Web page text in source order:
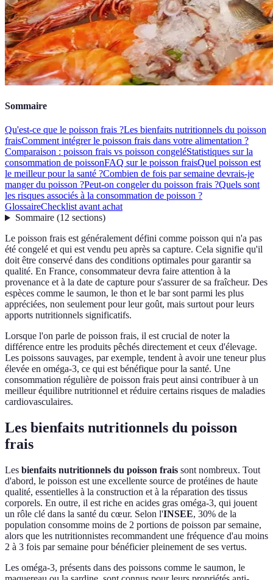
Sommaire
Qu'est-ce que le poisson frais ?Les bienfaits nutritionnels du poisson
fraisComment intégrer le poisson frais dans votre alimentation ?
Comparaison : poisson frais vs poisson congeléStatistiques sur la
consommation de poissonFAQ sur le poisson fraisQuel poisson est
le meilleur pour la santé ?Combien de fois par semaine devrais-je
manger du poisson ?Peut-on congeler du poisson frais ?Quels sont
les risques associés à la consommation de poisson ?
GlossaireChecklist avant achat
Sommaire(12 sections)
Le poisson frais est généralement défini comme poisson qui n'a pas
été congelé et qui est vendu peu après sa capture. Cela signifie qu'il
doit être conservé dans des conditions optimales pour garantir sa
qualité. En France, consommateur devra faire attention à la
provenance et à la date de capture pour s'assurer de sa fraîcheur. Des
espèces comme le saumon, le thon et le bar sont parmi les plus
appréciées, non seulement pour leur goût, mais surtout pour leurs
apports nutritionnels significatifs.
Lorsque l'on parle de poisson frais, il est crucial de noter la
différence entre les produits pêchés directement et ceux d'élevage.
Les poissons sauvages, par exemple, tendent à avoir une teneur plus
élevée en oméga-3, ce qui est bénéfique pour la santé. Une
consommation régulière de poisson frais peut ainsi contribuer à un
meilleur équilibre nutritionnel et réduire certains risques de maladies
cardiovasculaires.
Les bienfaits nutritionnels du poisson
frais
Les bienfaits nutritionnels du poisson frais sont nombreux. Tout
d'abord, le poisson est une excellente source de protéines de haute
qualité, essentielles à la construction et à la réparation des tissus
corporels. En outre, il est riche en acides gras oméga-3, qui jouent
un rôle clé dans la santé du cœur. Selon l'INSEE, 30% de la
population consomme moins de 2 portions de poisson par semaine,
alors que les nutritionnistes recommandent une fréquence d'au moins
2 à 3 fois par semaine pour bénéficier pleinement de ses vertus.
Les oméga-3, présents dans des poissons comme le saumon, le